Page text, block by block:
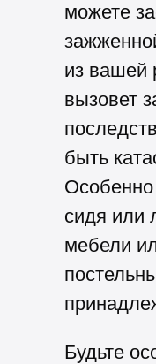
можете
из вашей
вызовет
быть
Особенно
сидя или
мебели
Будьте